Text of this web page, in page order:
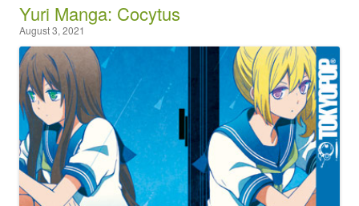
Yuri Manga: Cocytus
August 3, 2021